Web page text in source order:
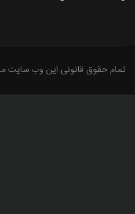
تمام حقوق قانونی این وب سایت